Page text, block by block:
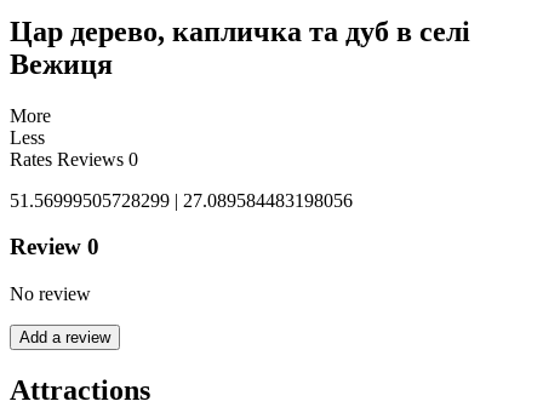
Цар дерево, капличка та дуб в селі
Вежиця
More
Less
Rates Reviews 0
51.56999505728299 | 27.089584483198056
Review 0
No review
Add a review
Attractions